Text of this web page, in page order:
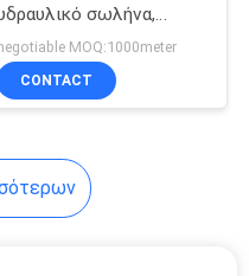
στη
σωλήνα,
ενισχυμένο
MOQ:1000meter
CONTACT